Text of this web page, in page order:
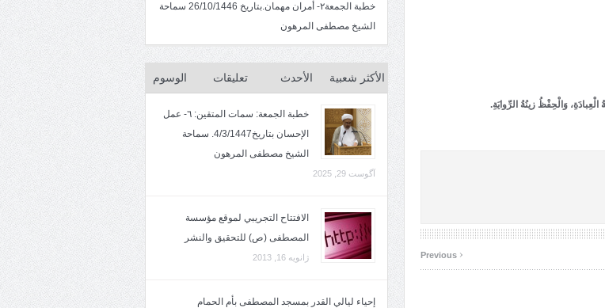
وَالْحِفْظُ زينُةُ الرِّوايَةِ.
‹
خطبة الجمعة٢- أمران مهمان.بتاريخ 26/10/1446 سماحة
الشيخ مصطفى المرهون
الأكثر شعبية الأحدث تعليقات الوسوم
خطبة الجمعة: سمات المتقين: ٦- عمل
الإحسان بتاريخ4/3/1447. سماحة
الشيخ مصطفى المرهون
آگوست 29, 2025
الافتتاح التجريبي لموقع مؤسسة
المصطفى (ص) للتحقيق والنشر
ژانویه 16, 2013
إحياء ليالي القدر بمسجد المصطفى بأم الحمام